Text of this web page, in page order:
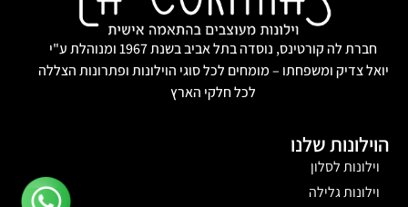
חברת לה קורטינס, נוסדה בתל אביב בשנת 1967 ומנוהלת ע"י
יואל צדיק ומשפחתו – מומחים לכל סוגי הוילונות ופתרונות הצללה
לכל חלקי הארץ
הוילונות שלנו
וילונות לסלון
וילונות גלילה